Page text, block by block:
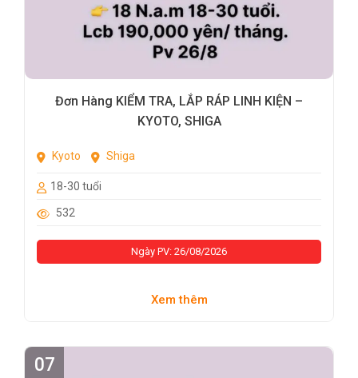
Đơn Hàng KIỂM TRA, LẮP RÁP LINH KIỆN –
KYOTO, SHIGA
Kyoto Shiga
18-30 tuổi
532
Ngày PV: 26/08/2026
Xem thêm
07